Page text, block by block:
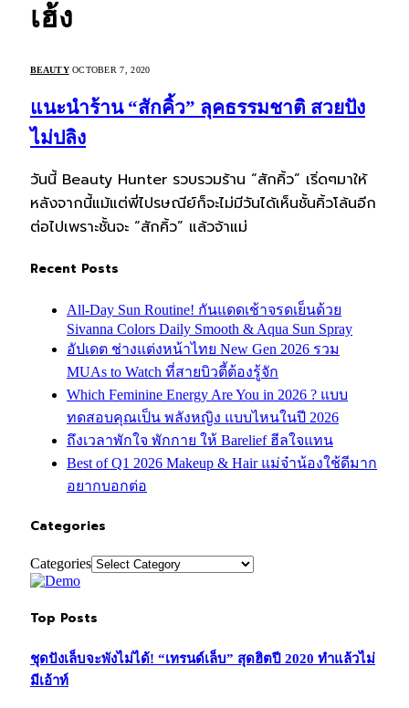
เฮ้ง
BEAUTY OCTOBER 7, 2020
แนะนำร้าน “สักคิ้ว” ลุคธรรมชาติ สวยปัง
ไม่ปลิง
วันนี้ Beauty Hunter รวบรวมร้าน “สักคิ้ว” เริ่ดๆมาให้
หลังจากนี้แม้แต่พี่ไปรษณีย์ก็จะไม่มีวันได้เห็นชั้นคิ้วโล้นอีก
ต่อไปเพราะชั้นจะ “สักคิ้ว” แล้วจ้าแม่
Recent Posts
All-Day Sun Routine! กันแดดเช้าจรดเย็นด้วย
Sivanna Colors Daily Smooth & Aqua Sun Spray
อัปเดต ช่างแต่งหน้าไทย New Gen 2026 รวม
MUAs to Watch ที่สายบิวตี้ต้องรู้จัก
Which Feminine Energy Are You in 2026 ? แบบ
ทดสอบคุณเป็น พลังหญิง แบบไหนในปี 2026
ถึงเวลาพักใจ พักกาย ให้ Barelief ฮีลใจแทน
Best of Q1 2026 Makeup & Hair แม่จ๋าน้องใช้ดีมาก
อยากบอกต่อ
Categories
Categories
Top Posts
ชุดปังเล็บจะพังไม่ได้! “เทรนด์เล็บ” สุดฮิตปี 2020 ทำแล้วไม่
มีเอ้าท์